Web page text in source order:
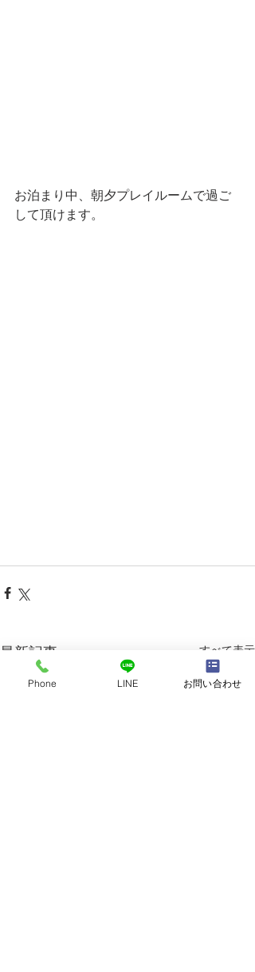
お泊まり中、朝夕プレイルームで過ご
して頂けます。
最新記事 すべて表示
Phone LINE お問い合わせ